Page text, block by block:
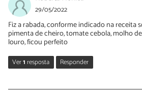
29/05/2022
Fiz a rabada, conforme indicado na receita
pimenta de cheiro, tomate cebola, molho
louro, ficou perfeito
Ver1resposta Responder